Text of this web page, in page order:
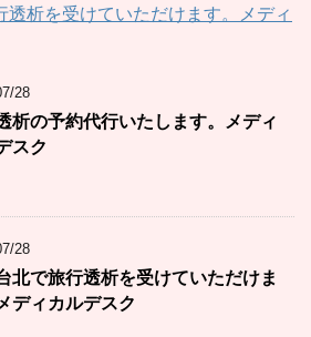
透析を受けていただけます。メディ
28
析の予約代行いたします。メディ
スク
28
北で旅行透析を受けていただけま
ディカルデスク